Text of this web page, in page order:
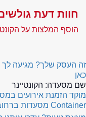
חוות דעת
הוסף המלצות על
זה העסק שלך? מגיעה לך
כאן
שם מסעדה: הקונטיינר
מוקד הזמנת אירועים
Container מסעדות ברחוב